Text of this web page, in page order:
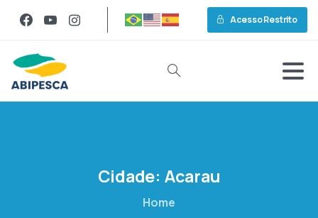
Acesso Restrito
Cidade: Acarau
Home